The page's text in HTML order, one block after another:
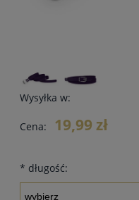
Wysyłka w:
Cena: 19,99 zł
* długość: